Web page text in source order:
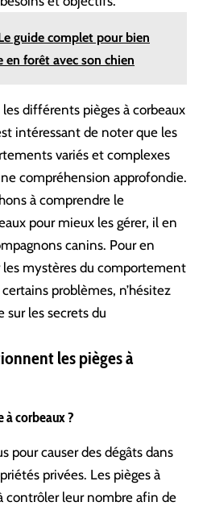
guide complet pour bien
en forêt avec son chien
différents pièges à corbeaux
intéressant de noter que les
variés et complexes
compréhension approfondie.
à comprendre le
pour mieux les gérer, il en
canins. Pour en
les mystères du comportement
problèmes, n’hésitez
sur les secrets du
les pièges à
à corbeaux ?
pour causer des dégâts dans
privées. Les pièges à
contrôler leur nombre afin de